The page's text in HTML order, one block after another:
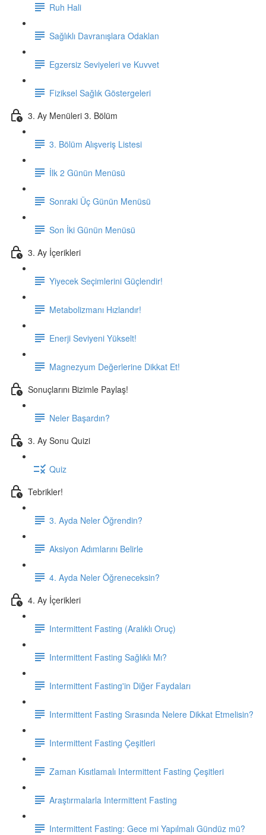
Ruh Hali
Sağlıklı Davranışlara Odaklan
Egzersiz Seviyeleri ve Kuvvet
Fiziksel Sağlık Göstergeleri
3. Ay Menüleri 3. Bölüm
3. Bölüm Alışveriş Listesi
İlk 2 Günün Menüsü
Sonraki Üç Günün Menüsü
Son İki Günün Menüsü
3. Ay İçerikleri
Yiyecek Seçimlerini Güçlendir!
Metabolizmanı Hızlandır!
Enerji Seviyeni Yükselt!
Magnezyum Değerlerine Dikkat Et!
Sonuçlarını Bizimle Paylaş!
Neler Başardın?
3. Ay Sonu Quizi
Quiz
Tebrikler!
3. Ayda Neler Öğrendin?
Aksiyon Adımlarını Belirle
4. Ayda Neler Öğreneceksin?
4. Ay İçerikleri
Intermittent Fasting (Aralıklı Oruç)
Intermittent Fasting Sağlıklı Mı?
Intermittent Fasting'in Diğer Faydaları
Intermittent Fasting Sırasında Nelere Dikkat Etmelisin?
Intermittent Fasting Çeşitleri
Zaman Kısıtlamalı Intermittent Fasting Çeşitleri
Araştırmalarla Intermittent Fasting
Intermittent Fasting: Gece mi Yapılmalı Gündüz mü?